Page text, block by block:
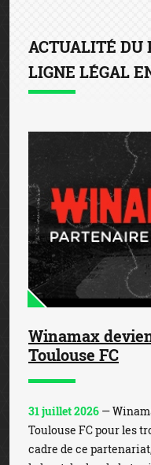
ACTUALITÉ DU
LIGNE LÉGAL
Winamax
Toulouse FC
31 juillet 2026 —
Toulouse FC pour les
cadre de ce